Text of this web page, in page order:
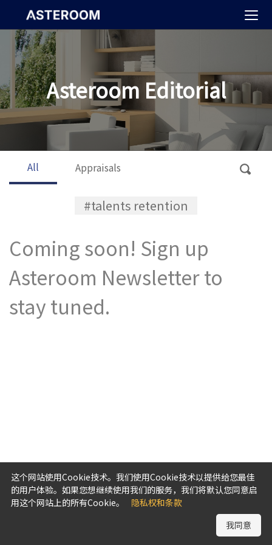
Asteroom Editorial
All Appraisals
#talents retention
Coming soon! Sign up
Asteroom Newsletter to
stay tuned.
这个网站使用Cookie技术。我们使用Cookie技术以提供给您最佳
的用户体验。如果您想继续使用我们的服务，我们将默认您同意启
用这个网站上的所有Cookie。
隐私权和条款
我同意